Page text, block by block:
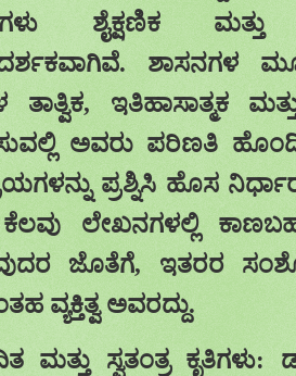
ಶೈಕ್ಷಣಿಕ
ಶಾಸನಗಳ
ತಾತ್ವಿಕ, ಇತಿಹಾಸಾತ್ಮಕ
ಅವರು ಪರಿಣತಿ
ಪ್ರಶ್ನಿಸಿ ಹೊಸ
ಲೇಖನಗಳಲ್ಲಿ
ಜೊತೆಗೆ, ಇತರರ
ವ್ಯಕ್ತಿತ್ವಅವರದ್ದು.
ಮತ್ತು ಸ್ವತಂತ್ರ ಕೃತಿಗಳು: